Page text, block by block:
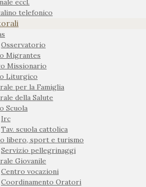
eccl.
telefonico
Osservatorio
Migrantes
Missionario
Liturgico
per la Famiglia
della Salute
Scuola
Irc
Tav. scuola cattolica
libero, sport e turismo
Servizio pellegrinaggi
Giovanile
Centro vocazioni
Coordinamento Oratori